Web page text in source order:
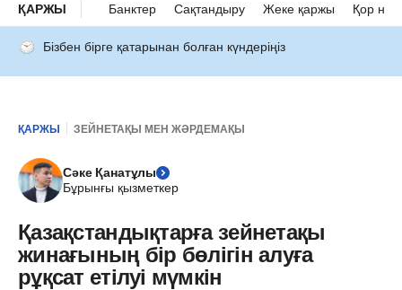
ҚАРЖЫ Банктер Сақтандыру Жеке қаржы Қор
Бізбен бірге қатарынан болған күндеріңіз
ҚАРЖЫ ЗЕЙНЕТАҚЫ МЕН ЖӘРДЕМАҚЫ
Сәке Қанатұлы
Бұрынғы қызметкер
Қазақстандықтарға зейнетақы
жинағының бір бөлігін алуға
рұқсат етілуі мүмкін